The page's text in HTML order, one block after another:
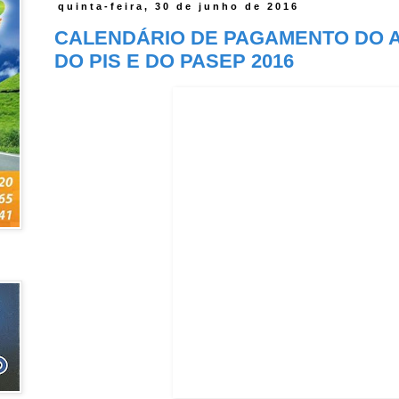
quinta-feira, 30 de junho de 2016
CALENDÁRIO DE PAGAMENTO DO
DO PIS E DO PASEP 2016